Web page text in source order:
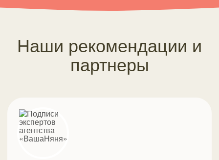
Наши рекомендации и
партнеры